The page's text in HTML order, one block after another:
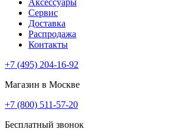
Аксессуары
Сервис
Доставка
Распродажа
Контакты
+7 (495) 204-16-92
Магазин в Москве
+7 (800) 511-57-20
Бесплатный звонок